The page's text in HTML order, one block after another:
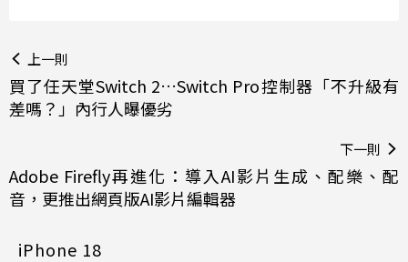
上一則
買了任天堂Switch 2…Switch Pro控制器「不升級有
差嗎？」內行人曝優劣
下一則
Adobe Firefly再進化：導入AI影片生成、配樂、配
音，更推出網頁版AI影片編輯器
iPhone 18